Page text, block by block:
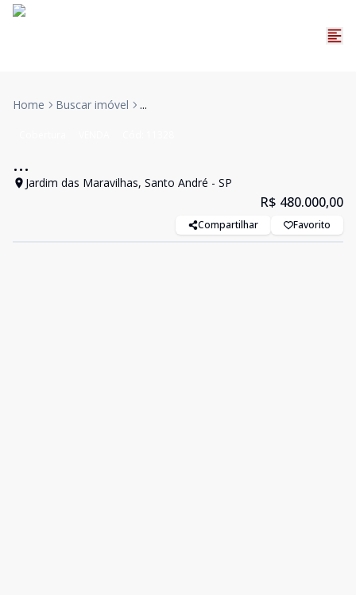
Home Buscar imóvel ...
...
Jardim das Maravilhas, Santo André - SP
R$ 480.000,00
Compartilhar Favorito